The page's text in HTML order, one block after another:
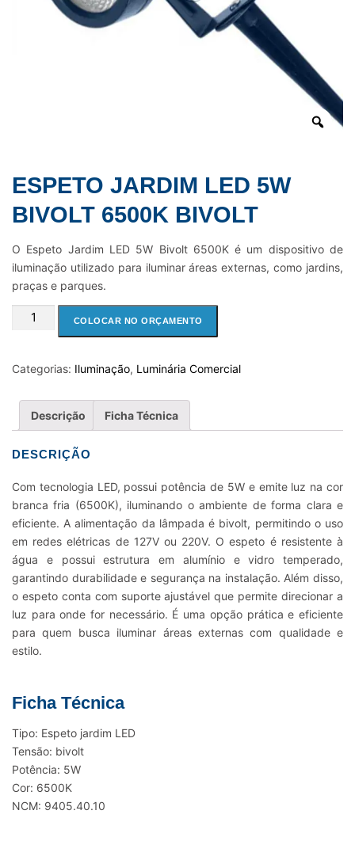
ESPETO JARDIM LED 5W
BIVOLT 6500K BIVOLT
O Espeto Jardim LED 5W Bivolt 6500K é um dispositivo de
iluminação utilizado para iluminar áreas externas, como jardins,
praças e parques.
ESPETO
5W
6500K
BIVOLT
COLOCAR NO ORÇAMENTO
Categorias: Iluminação, Luminária Comercial
Descrição Ficha Técnica
DESCRIÇÃO
Com tecnologia LED, possui potência de 5W e emite luz na cor
branca fria (6500K), iluminando o ambiente de forma clara e
eficiente. A alimentação da lâmpada é bivolt, permitindo o uso
em redes elétricas de 127V ou 220V. O espeto é resistente à
água e possui estrutura em alumínio e vidro temperado,
garantindo durabilidade e segurança na instalação. Além disso,
o espeto conta com suporte ajustável que permite direcionar a
luz para onde for necessário. É uma opção prática e eficiente
para quem busca iluminar áreas externas com qualidade e
estilo.
Ficha Técnica
Tipo: Espeto jardim LED
Tensão: bivolt
Potência: 5W
Cor: 6500K
NCM: 9405.40.10